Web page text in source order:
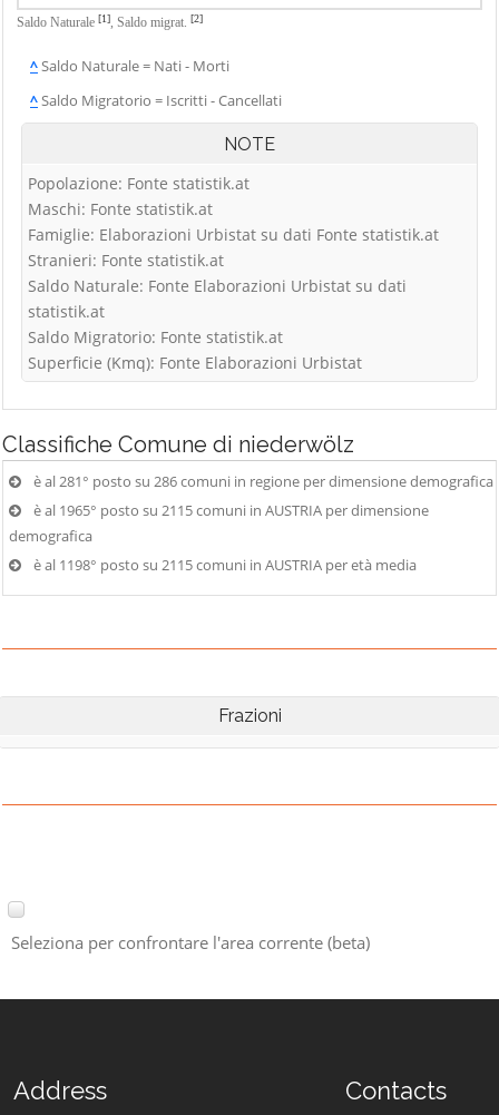
Saldo Naturale [1], Saldo migrat. [2]
^Saldo Naturale = Nati - Morti
^Saldo Migratorio = Iscritti - Cancellati
NOTE
Popolazione: Fonte statistik.at
Maschi: Fonte statistik.at
Famiglie: Elaborazioni Urbistat su dati Fonte statistik.at
Stranieri: Fonte statistik.at
Saldo Naturale: Fonte Elaborazioni Urbistat su dati
statistik.at
Saldo Migratorio: Fonte statistik.at
Superficie (Kmq): Fonte Elaborazioni Urbistat
Classifiche Comune di niederwölz
è al 281° posto su 286 comuni in regione per dimensione demografica
è al 1965° posto su 2115 comuni in AUSTRIA per dimensione
demografica
è al 1198° posto su 2115 comuni in AUSTRIA per età media
Frazioni
Seleziona per confrontare l'area corrente (beta)
Address Contacts